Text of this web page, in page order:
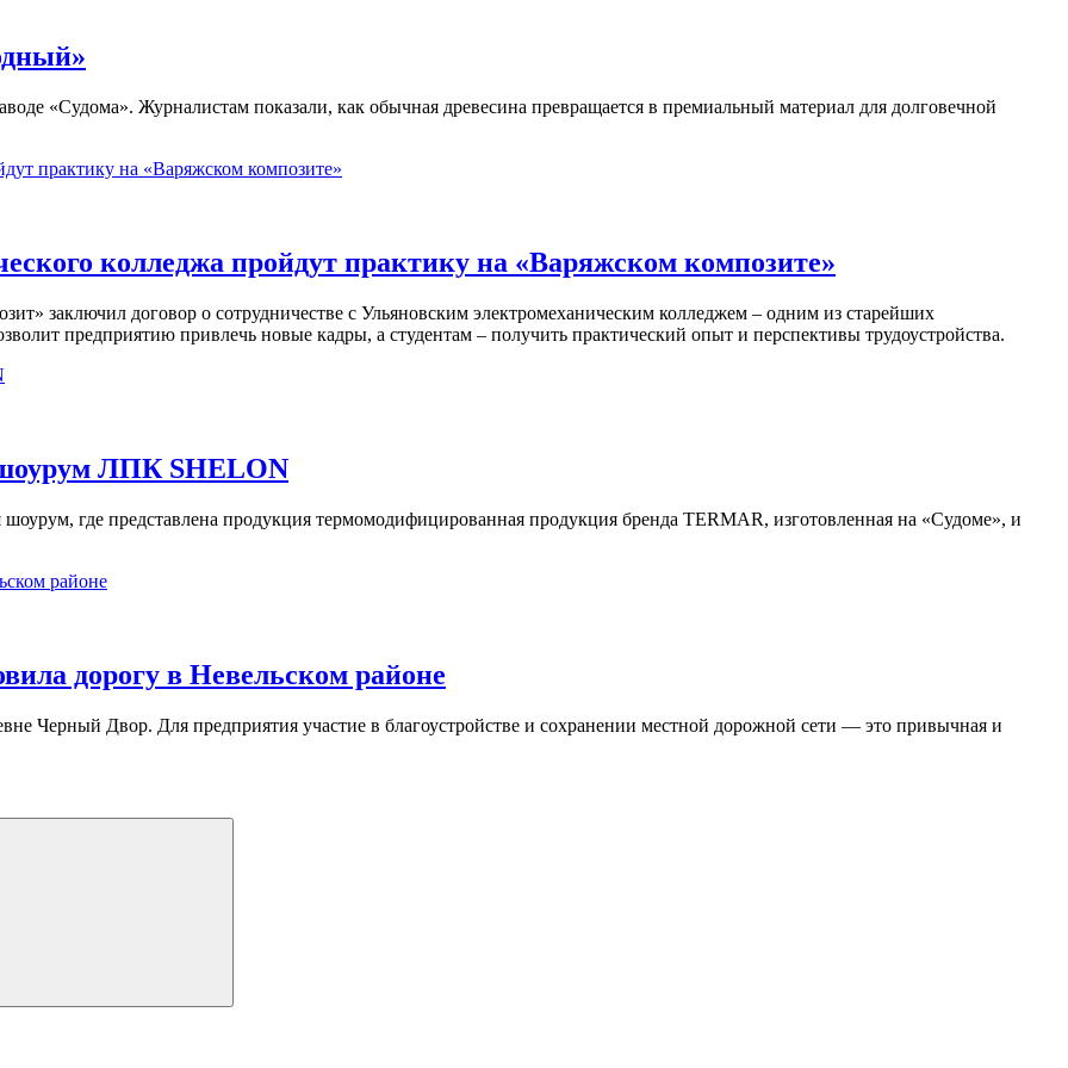
«Судома». Журналистам показали, как обычная древесина превращается в премиальный материал для долговечной
колледжа пройдут практику на «Варяжском композите»
заключил договор о сотрудничестве с Ульяновским электромеханическим колледжем – одним из старейших
предприятию привлечь новые кадры, а студентам – получить практический опыт и перспективы трудоустройства.
ЛПК SHELON
где представлена продукция термомодифицированная продукция бренда TERMAR, изготовленная на «Судоме», и
дорогу в Невельском районе
Черный Двор. Для предприятия участие в благоустройстве и сохранении местной дорожной сети — это привычная и